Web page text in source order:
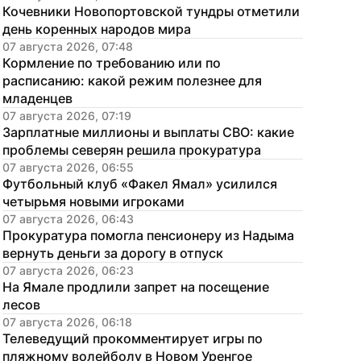
Кочевники Новопортовской тундры отметили
день коренных народов мира
07 августа 2026, 07:48
Кормление по требованию или по
расписанию: какой режим полезнее для
младенцев
07 августа 2026, 07:19
Зарплатные миллионы и выплаты СВО: какие
проблемы северян решила прокуратура
07 августа 2026, 06:55
Футбольный клуб «Факел Ямал» усилился
четырьмя новыми игроками
07 августа 2026, 06:43
Прокуратура помогла пенсионеру из Надыма
вернуть деньги за дорогу в отпуск
07 августа 2026, 06:23
На Ямале продлили запрет на посещение
лесов
07 августа 2026, 06:18
Телеведущий прокомментирует игры по
пляжному волейболу в Новом Уренгое